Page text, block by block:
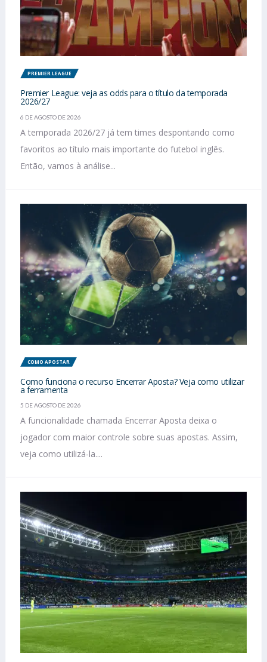
PREMIER LEAGUE
Premier League: veja as odds para o título da temporada
2026/27
6 DE AGOSTO DE 2026
A temporada 2026/27 já tem times despontando como
favoritos ao título mais importante do futebol inglês.
Então, vamos à análise...
COMO APOSTAR
Como funciona o recurso Encerrar Aposta? Veja como utilizar
a ferramenta
5 DE AGOSTO DE 2026
A funcionalidade chamada Encerrar Aposta deixa o
jogador com maior controle sobre suas apostas. Assim,
veja como utilizá-la....